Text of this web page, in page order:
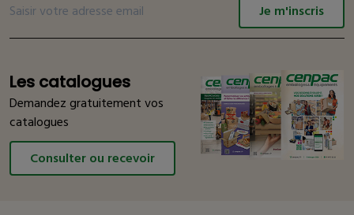
Je m'inscris
Les catalogues
Demandez gratuitement vos
catalogues
Consulter ou recevoir